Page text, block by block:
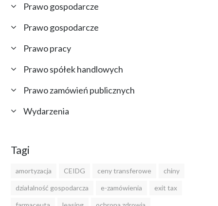
Prawo gospodarcze
Prawo gospodarcze
Prawo pracy
Prawo spółek handlowych
Prawo zamówień publicznych
Wydarzenia
Tagi
amortyzacja CEIDG ceny transferowe chiny
działalność gospodarcza e-zamówienia exit tax